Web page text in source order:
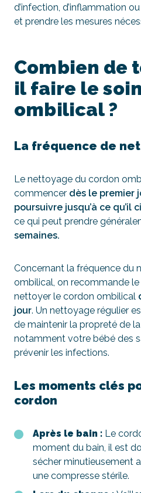
d’infection, d’inflammation
et prendre les mesures
Combien de
il faire le
ombilical ?
La fréquence de
Le nettoyage du cordon
commencer dès le premier
poursuivre jusqu’à ce
ce qui peut prendre
semaines.
Concernant la fréquence du
ombilical, on recommande
nettoyer le cordon ombilical
jour. Un nettoyage régulier
de maintenir la propreté de
notamment votre bébé des
prévenir les infections.
Les moments clés
cordon
Après le bain : Le
moment du bain, il est
sécher minutieusement
une compresse stérile.